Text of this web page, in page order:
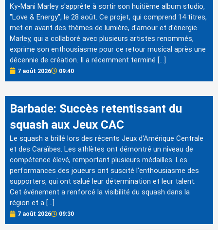
Ky-Mani Marley s'apprête à sortir son huitième album studio,
"Love & Energy", le 28 août. Ce projet, qui comprend 14 titres,
met en avant des thèmes de lumière, d'amour et d'énergie.
Marley, qui a collaboré avec plusieurs artistes renommés,
exprime son enthousiasme pour ce retour musical après une
décennie de création. Il a récemment terminé […]
7 août 2026 09:40
Barbade: Succès retentissant du
squash aux Jeux CAC
Le squash a brillé lors des récents Jeux d'Amérique Centrale
et des Caraïbes. Les athlètes ont démontré un niveau de
compétence élevé, remportant plusieurs médailles. Les
performances des joueurs ont suscité l'enthousiasme des
supporters, qui ont salué leur détermination et leur talent.
Cet événement a renforcé la visibilité du squash dans la
région et a […]
7 août 2026 09:30